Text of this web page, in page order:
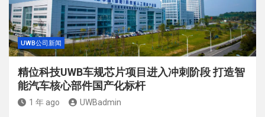
UWB公司新闻
精位科技UWB车规芯片项目进入冲刺阶段 打造智
能汽车核心部件国产化标杆
1 年 ago UWBadmin